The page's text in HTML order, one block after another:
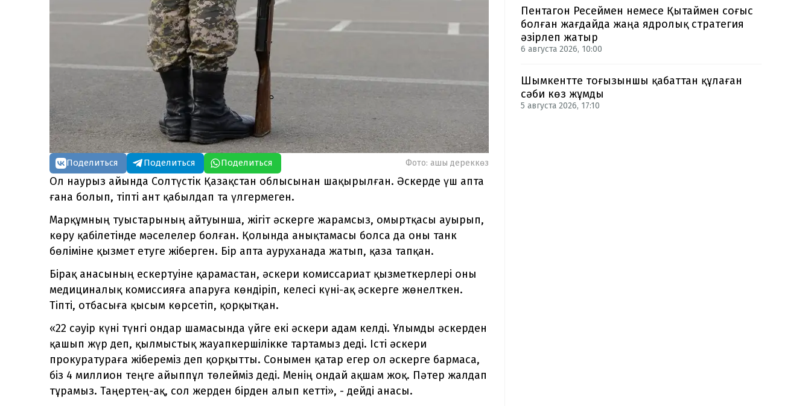
Поделиться Поделиться Поделиться Фото: ашық дереккөз
Ол наурыз айында Солтүстік Қазақстан облысынан шақырылған. Әскерде үш апта
ғана болып, тіпті ант қабылдап та үлгермеген.
Марқұмның туыстарының айтуынша, жігіт әскерге жарамсыз, омыртқасы ауырып,
көру қабілетінде мәселелер болған. Қолында анықтамасы болса да оны танк
бөліміне қызмет етуге жіберген. Бір апта ауруханада жатып, қаза тапқан.
Бірақ анасының ескертуіне қарамастан, әскери комиссариат қызметкерлері оны
медициналық комиссияға апаруға көндіріп, келесі күні-ақ әскерге жөнелткен.
Тіпті, отбасыға қысым көрсетіп, қорқытқан.
«22 сәуір күні түнгі ондар шамасында үйге екі әскери адам келді. Ұлымды әскерден
қашып жүр деп, қылмыстық жауапкершілікке тартамыз деді. Істі әскери
прокуратураға жібереміз деп қорқытты. Сонымен қатар егер ол әскерге бармаса,
біз 4 миллион теңге айыппұл төлейміз деді. Менің ондай ақшам жоқ. Пәтер жалдап
тұрамыз. Таңертең-ақ, сол жерден бірден алып кетті», - дейді анасы.
Пентагон Ресеймен немесе Қытаймен соғыс
болған жағдайда жаңа ядролық стратегия
әзірлеп жатыр
6 августа 2026, 10:00
Шымкентте тоғызыншы қабаттан құлаған
сәби көз жұмды
5 августа 2026, 17:10